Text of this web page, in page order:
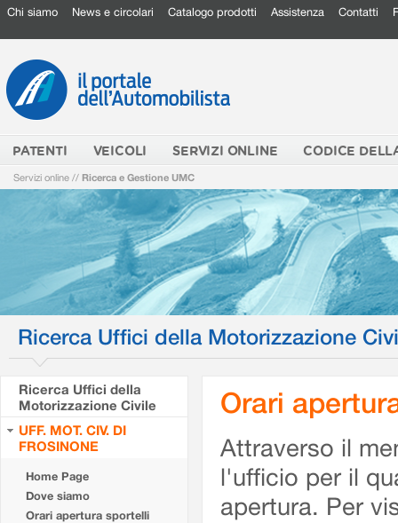
Chi siamo News e circolari Catalogo prodotti Assistenza Contatti
PATENTI VEICOLI SERVIZI ONLINE CODICE
Servizi online // Ricerca e Gestione UMC
Ricerca Uffici della Motorizzazione
Ricerca Uffici della
Motorizzazione Civile
UFF. MOT. CIV. DI
FROSINONE
Home Page
Dove siamo
Orari apertura sportelli
Orari
Attraverso il
l'ufficio per il
apertura. Per